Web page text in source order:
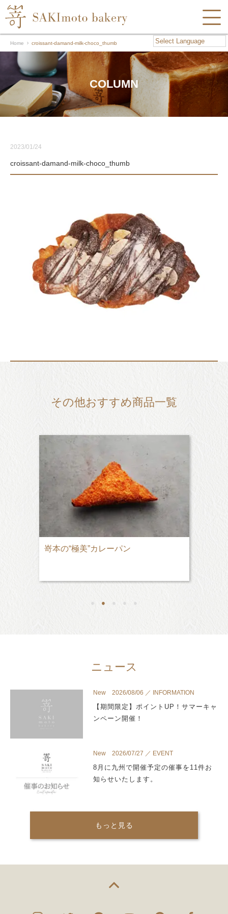
Home croissant-damand-milk-choco_thumb
COLUMN
2023/01/24
croissant-damand-milk-choco_thumb
その他おすすめ商品一覧
嵜本の“極美”カレーパン
● ● ● ● ●
ニュース
New 2026/08/06 ／ INFORMATION
【期間限定】ポイントUP！サマーキャ
ンペーン開催！
New 2026/07/27 ／ EVENT
8月に九州で開催予定の催事を11件お
知らせいたします。
もっと見る